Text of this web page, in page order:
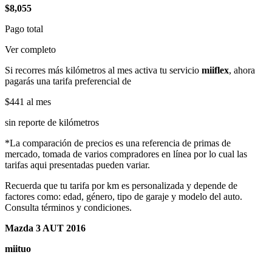
$8,055
Pago total
Ver completo
Si recorres más kilómetros al mes activa tu servicio miiflex, ahora
pagarás una tarifa preferencial de
$441 al mes
sin reporte de kilómetros
*La comparación de precios es una referencia de primas de
mercado, tomada de varios compradores en línea por lo cual las
tarifas aqui presentadas pueden variar.
Recuerda que tu tarifa por km es personalizada y depende de
factores como: edad, género, tipo de garaje y modelo del auto.
Consulta términos y condiciones.
Mazda 3 AUT 2016
miituo